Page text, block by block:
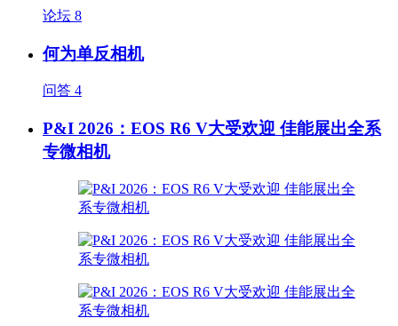
论坛 8
何为单反相机
问答 4
P&I 2026：EOS R6 V大受欢迎 佳能展出全系
专微相机